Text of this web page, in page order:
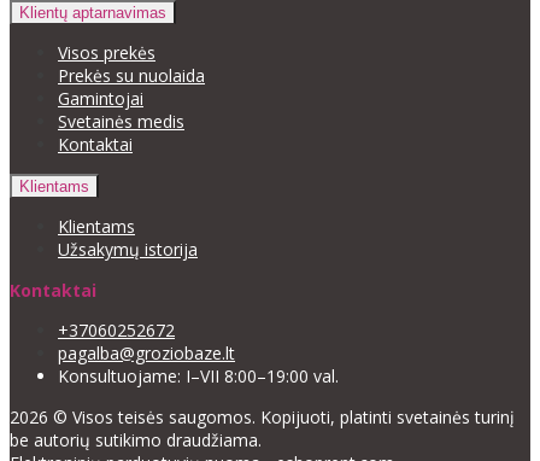
Klientų aptarnavimas
Visos prekės
Prekės su nuolaida
Gamintojai
Svetainės medis
Kontaktai
Klientams
Klientams
Užsakymų istorija
Kontaktai
+37060252672
pagalba@groziobaze.lt
Konsultuojame: I–VII 8:00–19:00 val.
2026 © Visos teisės saugomos. Kopijuoti, platinti svetainės turinį
be autorių sutikimo draudžiama.